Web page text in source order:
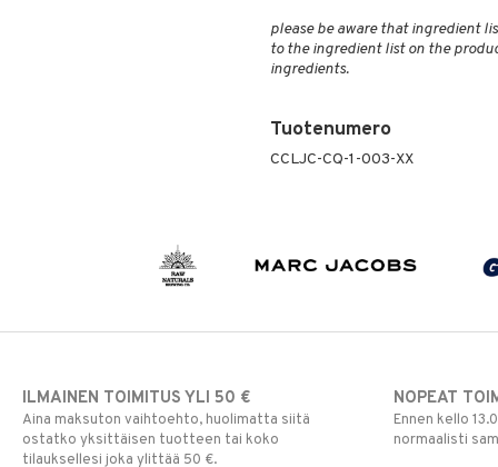
please be aware that ingredient
to the ingredient list on the
ingredients.
Tuotenumero
CCLJC-CQ-1-003-XX
ILMAINEN TOIMITUS YLI 50 €
Aina maksuton vaihtoehto, huolimatta siitä
ostatko yksittäisen tuotteen tai koko
tilauksellesi joka ylittää 50 €.
NOPEAT
Ennen kello
normaalisti